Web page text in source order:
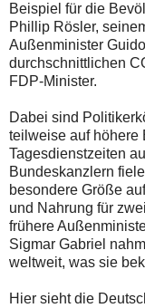
Beispiel für die
Phillip Rösler,
Außenminister
durchschnittlichen
FDP-Minister.
Dabei sind
teilweise auf höhere
Tagesdienstzeiten
Bundeskanzlern
besondere Größe
und Nahrung für
frühere
Sigmar Gabriel
weltweit, was sie
Hier sieht die